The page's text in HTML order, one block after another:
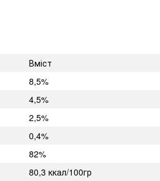
Вміст
8,5%
4,5%
2,5%
0,4%
82%
80,3 ккал/100гр